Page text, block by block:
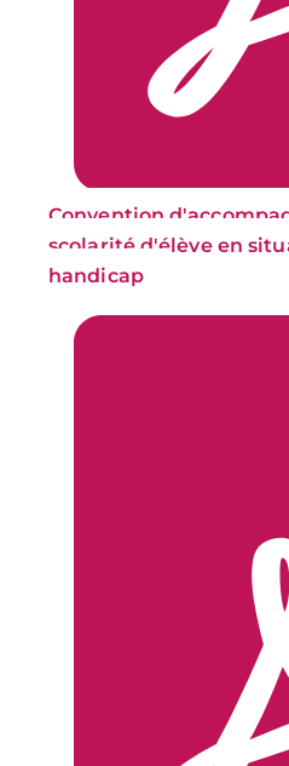
Convention
scolarité d'élève en
handicap